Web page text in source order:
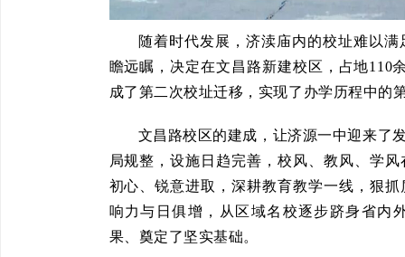
随着时代发展，济渎庙内的校址难以
瞻远瞩，决定在文昌路新建校区，占地110
成了第二次校址迁移，实现了办学历程中的
文昌路校区的建成，让济源一中迎来了
局规整，设施日趋完善，校风、教风、学
初心、锐意进取，深耕教育教学一线，狠
响力与日俱增，从区域名校逐步跻身省内
果、奠定了坚实基础。